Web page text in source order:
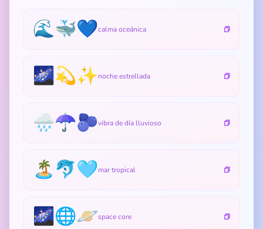
🌊🐳💙calma oceánica
🌌💫✨noche estrellada
🌧️☂️🫐vibra de día lluvioso
🏝️🐬🩵mar tropical
🌌🌐🪐space core